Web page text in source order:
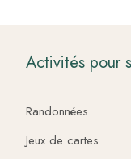
Activités pour
Randonnées
Jeux de cartes